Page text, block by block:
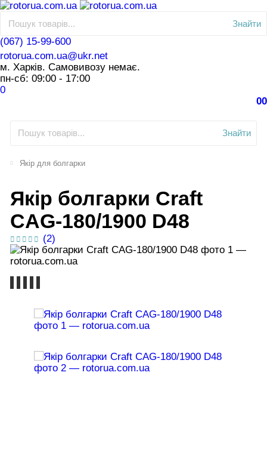
Знайти
(067) 15-99-600
rotorua.com.ua@ukr.net
м. Харків. Самовивозу немає.
пн-сб: 09:00 - 17:00
0
00
Знайти
Якір для болгарки
Якір болгарки Craft
CAG-180/1900 D48
(2)